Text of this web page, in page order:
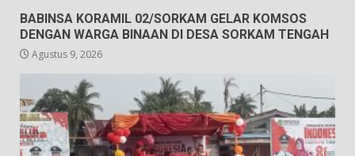
BABINSA KORAMIL 02/SORKAM GELAR KOMSOS
DENGAN WARGA BINAAN DI DESA SORKAM TENGAH
Agustus 9, 2026